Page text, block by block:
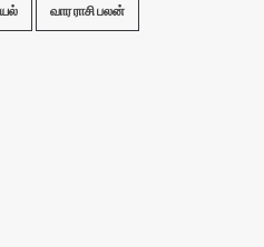
வார ராசி பலன்